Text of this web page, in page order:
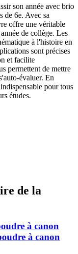
son année avec brio
de 6e. Avec sa
offre une véritable
de collège. Les
à l'histoire en
sont précises
et facilite
permettent de mettre
évaluer. En
pour tous
études.
de la
à canon
à canon